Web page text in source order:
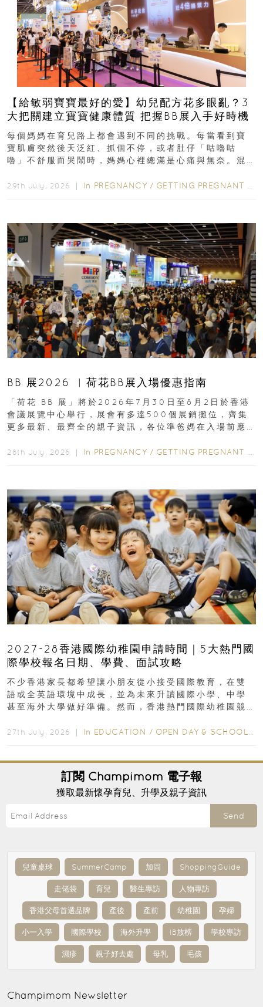
【給敏弱寶寶最好的愛】幼兒配方花多眼亂？3
大把關建立寶寶健康體質 把握BB展入手好時機
每個媽媽在育兒路上都會遇到不同的挑戰。每當看到寶
寶肌膚突然後天泛紅、抓個不停，或者肚仔「咕嚕咕
嚕」不舒服而哭鬧時，媽媽心裡總滿是心痛與無奈。混
29th July, 2026 ｜ In PREGNANCY / GETTING PREGNANT
BB 展2026 ︳荷花BB展入場優惠指南
「荷花 BB 展」將於2026年7月30日至8月2日於香港
會議展覽中心舉行，展會有多達500個展銷攤位，齊集
更多最新、最齊全的親子資訊，各位準爸媽在入場前應
28th July, 2026 ｜ In PREGNANCY / GETTING PREGNANT
2027-28香港國際幼稚園申請時間｜5大熱門國
際學校報名日期、學費、面試攻略
不少香港家長都希望讓小朋友從小接受國際教育，在雙
語或全英語環境中成長，並為未來升讀國際小學、中學
甚至海外大學做好準備。然而，香港熱門國際幼稚園競
27th July, 2026 ｜ In EDUCATION / OPEN DAY & SCHOOL EVENTS
訂閱 Champimom 電子報
獲取最新懷孕育兒、升學及親子資訊
Send
兒童桌球 SummerCamp 加固 ShoppingGuide
走佬袋 育兒 醫生專訪 人物專訪
香港父母首選品牌 產後 產前 幼稚園 孕婦
小一入學 國際學校 海外升學 IB放榜 學校專訪
濕疹 親子好去處 母乳 毛孩
Champimom Newsletter